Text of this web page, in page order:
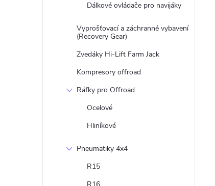
Dálkové ovládače pro navijáky
Vyprošťovací a záchranné vybavení
(Recovery Gear)
Zvedáky Hi-Lift Farm Jack
Kompresory offroad
Ráfky pro Offroad
Ocelové
Hliníkové
Pneumatiky 4x4
R15